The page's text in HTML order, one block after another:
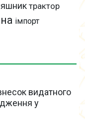
видатного
у
трактор
імпорт